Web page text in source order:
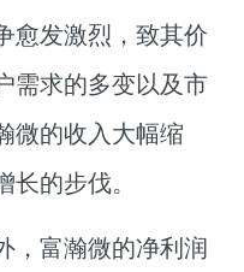
愈发激烈，致其价
需求的多变以及市
微的收入大幅缩
的步伐。
富瀚微的净利润